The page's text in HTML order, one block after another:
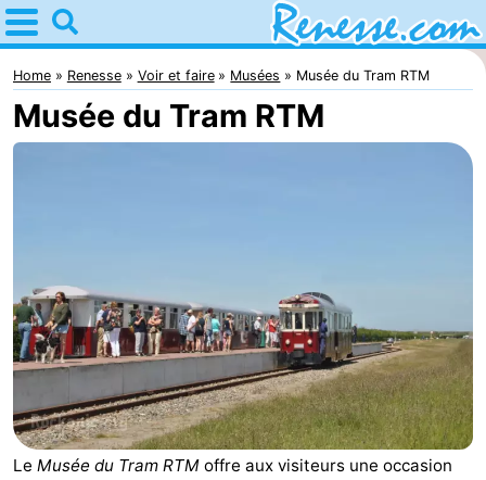
Home
Renesse
Astuces
nuit
-
Port
Greve
-
Zeeuwse
Kust
Campings
Chambre
Home Renesse Voir et faire Musées Musée du Tram RTM
Musée du Tram RTM
Le Musée du Tram RTM offre aux visiteurs une occasion